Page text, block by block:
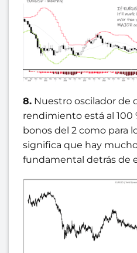
8. Nuestro oscilador de
rendimiento está al 100
bonos del 2 como para
significa que hay
fundamental detrás de